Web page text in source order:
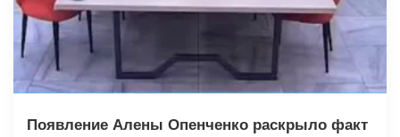
Появление Алены Опенченко раскрыло факт